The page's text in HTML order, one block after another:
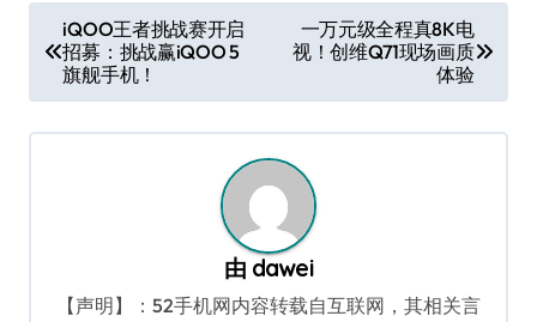
章
导
航
iQOO王者挑战赛开启
招募：挑战赢iQOO 5
旗舰手机！
一万元级全程真8K电
视！创维Q71现场画质
体验
由 dawei
【声明】：52手机网内容转载自互联网，其相关言